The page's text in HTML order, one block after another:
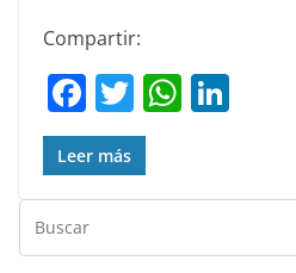
Compartir:
F
a
c
e
b
T
w
itt
er
W
s
A
e
dI
Leer más